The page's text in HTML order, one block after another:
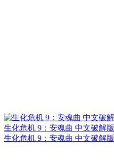
生化危机 9：安魂曲 中文破解版
生化危机 9：安魂曲 中文破解版